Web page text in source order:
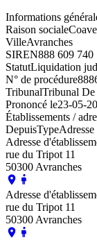
Informations
Raison sociale
VilleAvranches
SIREN888 609 740
StatutLiquidation
N° de procédure
TribunalTribunal De
Prononcé le23-05-
Établissements /
DepuisTypeAdresse
Adresse
rue du Tripot 11
50300 Avranches
Adresse
rue du Tripot 11
50300 Avranches